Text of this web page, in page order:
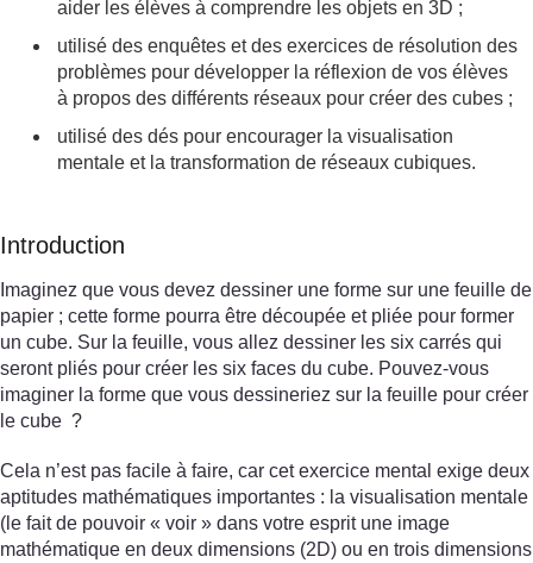
aider les élèves à comprendre les objets en 3D ;
utilisé des enquêtes et des exercices de résolution des
problèmes pour développer la réflexion de vos élèves
à propos des différents réseaux pour créer des cubes ;
utilisé des dés pour encourager la visualisation
mentale et la transformation de réseaux cubiques.
Introduction
Imaginez que vous devez dessiner une forme sur une feuille de
papier ; cette forme pourra être découpée et pliée pour former
un cube. Sur la feuille, vous allez dessiner les six carrés qui
seront pliés pour créer les six faces du cube. Pouvez-vous
imaginer la forme que vous dessineriez sur la feuille pour créer
le cube ?
Cela n’est pas facile à faire, car cet exercice mental exige deux
aptitudes mathématiques importantes : la visualisation mentale
(le fait de pouvoir « voir » dans votre esprit une image
mathématique en deux dimensions (2D) ou en trois dimensions